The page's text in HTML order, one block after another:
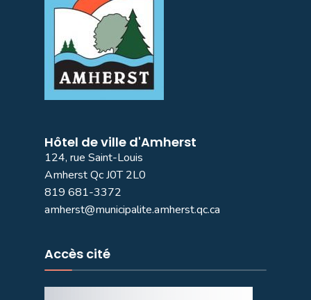
Hôtel de ville d'Amherst
124, rue Saint-Louis
Amherst Qc J0T 2L0
819 681-3372
amherst@municipalite.amherst.qc.ca
Accès cité